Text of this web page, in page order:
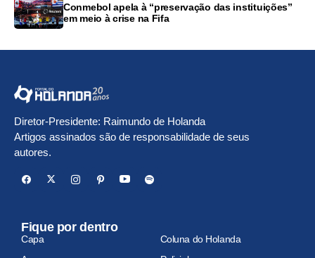
Conmebol apela à “preservação das instituições”
em meio à crise na Fifa
Diretor-Presidente: Raimundo de Holanda
Artigos assinados são de responsabilidade de seus
autores.
Fique por dentro
Capa
Coluna do Holanda